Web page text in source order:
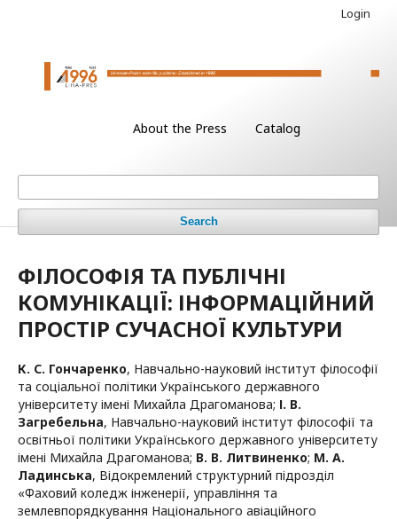
About the Press Catalog
Search
Login
ФІЛОСОФІЯ ТА ПУБЛІЧНІ
КОМУНІКАЦІЇ: ІНФОРМАЦІЙНИЙ
ПРОСТІР СУЧАСНОЇ КУЛЬТУРИ
К. С. Гончаренко, Навчально-науковий інститут філософії
та соціальної політики Українського державного
університету імені Михайла Драгоманова; І. В.
Загребельна, Навчально-науковий інститут філософії та
освітньої політики Українського державного університету
імені Михайла Драгоманова; В. В. Литвиненко; М. А.
Ладинська, Відокремлений структурний підрозділ
«Фаховий коледж інженерії, управління та
землевпорядкування Національного авіаційного